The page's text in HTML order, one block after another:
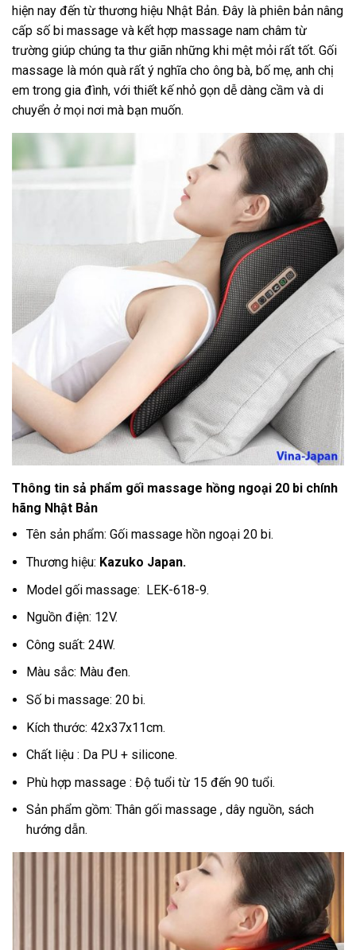
hiện nay đến từ thương hiệu Nhật Bản. Đây là phiên bản nâng
cấp số bi massage và kết hợp massage nam châm từ
trường giúp chúng ta thư giãn những khi mệt mỏi rất tốt. Gối
massage là món quà rất ý nghĩa cho ông bà, bố mẹ, anh chị
em trong gia đình, với thiết kế nhỏ gọn dễ dàng cầm và di
chuyển ở mọi nơi mà bạn muốn.
Thông tin sả phẩm gối massage hồng ngoại 20 bi chính
hãng Nhật Bản
Tên sản phẩm: Gối massage hồn ngoại 20 bi.
Thương hiệu: Kazuko Japan.
Model gối massage: LEK-618-9.
Nguồn điện: 12V.
Công suất: 24W.
Màu sắc: Màu đen.
Số bi massage: 20 bi.
Kích thước: 42x37x11cm.
Chất liệu : Da PU + silicone.
Phù hợp massage : Độ tuổi từ 15 đến 90 tuổi.
Sản phẩm gồm: Thân gối massage , dây nguồn, sách
hướng dẫn.